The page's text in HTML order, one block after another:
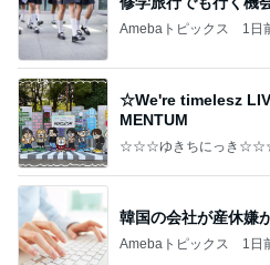
Amebaトピックス 1日
☆We're timelesz
MENTUM
☆☆☆ゆきちにっき
韓国の会社が産休嫌
Amebaトピックス 1日